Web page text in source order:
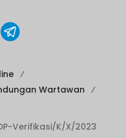
Wartawan
Verifikasi/K/X/2023